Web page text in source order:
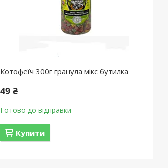
Котофеїч 300г гранула мікс бутилка
49 ₴
Готово до відправки
Купити